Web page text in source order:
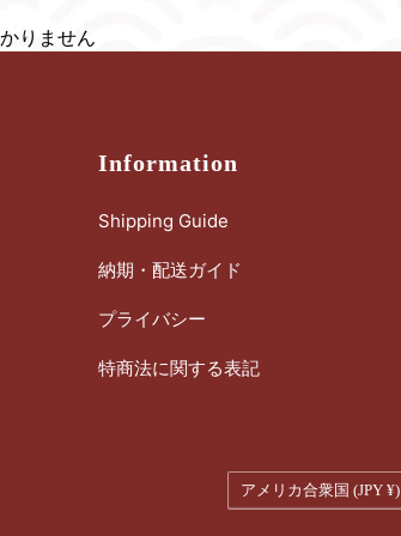
りません
Information
Shipping Guide
納期・配送ガイド
プライバシー
特商法に関する表記
アメリカ合衆国 (JPY ¥)